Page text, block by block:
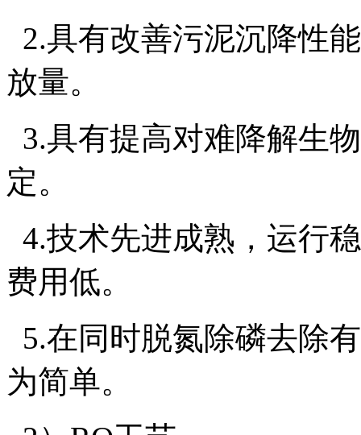
2.具有改善污泥沉降性
放量。
3.具有提高对难降解生
定。
4.技术先进成熟，运行
费用低。
5.在同时脱氮除磷去除
为简单。